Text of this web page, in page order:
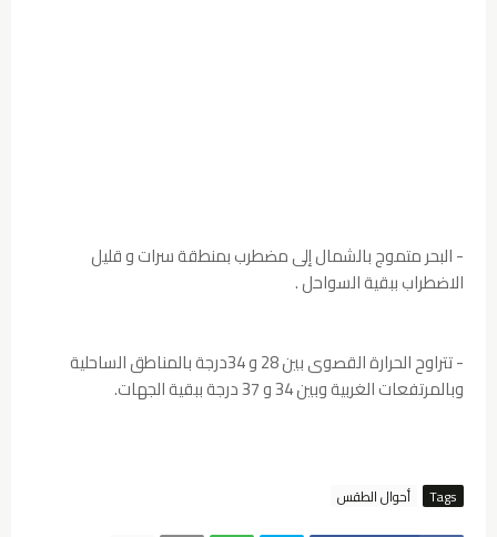
- البحر متموج بالشمال إلى مضطرب بمنطقة سرات و قليل
الاضطراب ببقية السواحل .
- تتراوح الحرارة القصوى بين 28 و 34درجة بالمناطق الساحلية
وبالمرتفعات الغربية وبين 34 و 37 درجة ببقية الجهات.
Tags أحوال الطقس